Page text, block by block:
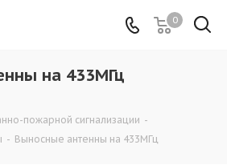
0
на 433МГц
пожарной сигнализации -
- Выносные антенны на 433МГц